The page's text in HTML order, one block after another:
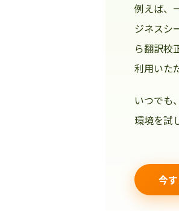
例えば、
ジネスシ
ら翻訳校
利用いた
いつでも
環境を試
今